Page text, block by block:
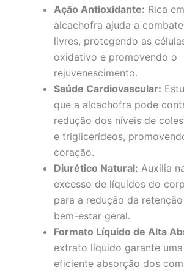
Ação Antioxidante: Rica
alcachofra ajuda a
livres, protegendo as
oxidativo e promovendo o
rejuvenescimento.
Saúde Cardiovascular:
que a alcachofra pode
redução dos níveis de
e triglicerídeos,
coração.
Diurético Natural: Auxilia
excesso de líquidos do
para a redução da
bem-estar geral.
Formato Líquido de Alta
extrato líquido garante
eficiente absorção dos